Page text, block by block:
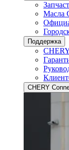
Масла
Поддержка
CHERY